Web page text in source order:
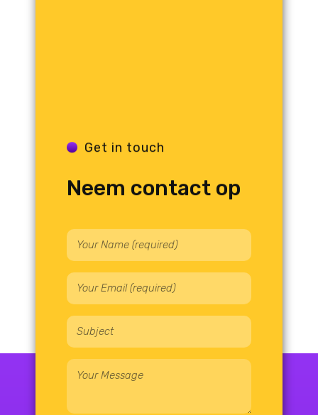
Get in touch
Neem contact op